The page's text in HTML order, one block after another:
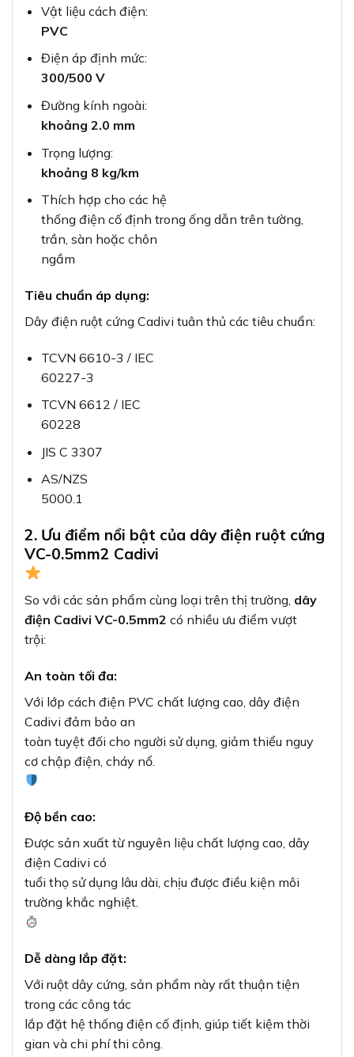
Vật liệu cách điện:
PVC
Điện áp định mức:
300/500 V
Đường kính ngoài:
khoảng 2.0 mm
Trọng lượng:
khoảng 8 kg/km
Thích hợp cho các hệ
thống điện cố định trong ống dẫn trên tường,
trần, sàn hoặc chôn
ngầm
Tiêu chuẩn áp dụng:
Dây điện ruột cứng Cadivi tuân thủ các tiêu chuẩn:
TCVN 6610-3 / IEC
60227-3
TCVN 6612 / IEC
60228
JIS C 3307
AS/NZS
5000.1
2. Ưu điểm nổi bật của dây điện ruột cứng
VC-0.5mm2 Cadivi
So với các sản phẩm cùng loại trên thị trường, dây
điện Cadivi VC-0.5mm2 có nhiều ưu điểm vượt
trội:
An toàn tối đa:
Với lớp cách điện PVC chất lượng cao, dây điện
Cadivi đảm bảo an
toàn tuyệt đối cho người sử dụng, giảm thiểu nguy
cơ chập điện, cháy nổ.
Độ bền cao:
Được sản xuất từ nguyên liệu chất lượng cao, dây
điện Cadivi có
tuổi thọ sử dụng lâu dài, chịu được điều kiện môi
trường khắc nghiệt.
Dễ dàng lắp đặt:
Với ruột dây cứng, sản phẩm này rất thuận tiện
trong các công tác
lắp đặt hệ thống điện cố định, giúp tiết kiệm thời
gian và chi phí thi công.